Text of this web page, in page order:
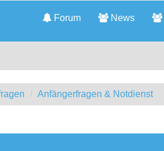
Forum News
Anfängerfragen & Notdienst